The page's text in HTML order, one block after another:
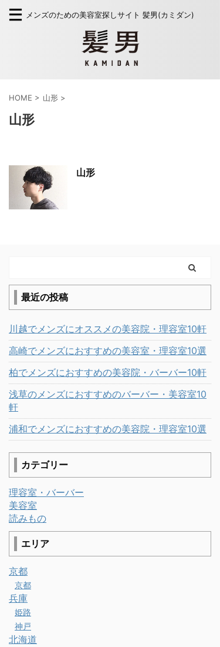
メンズのための美容室探しサイト 髪男(カミダン)
HOME > 山形 >
山形
山形
最近の投稿
川越でメンズにオススメの美容院・理容室10軒
高崎でメンズにおすすめの美容室・理容室10選
柏でメンズにおすすめの美容院・バーバー10軒
浅草のメンズにおすすめのバーバー・美容室10
軒
浦和でメンズにおすすめの美容院・理容室10選
カテゴリー
理容室・バーバー
美容室
読みもの
エリア
京都
京都
兵庫
姫路
神戸
北海道